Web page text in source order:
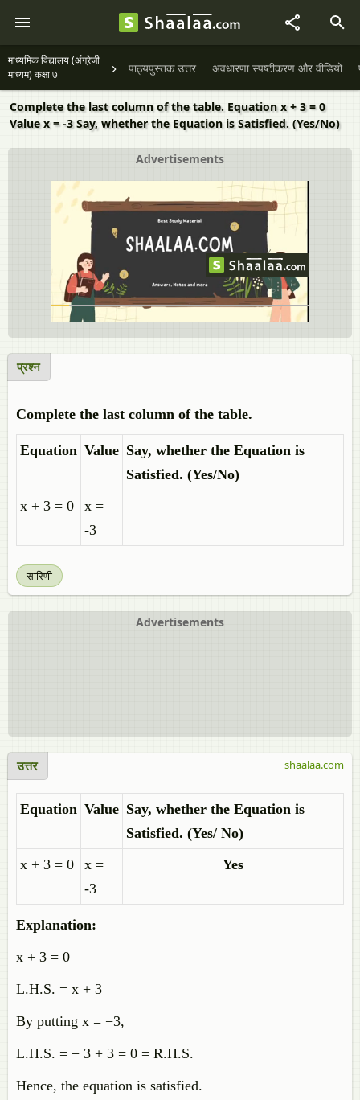
माध्यमिक विद्यालय (अंग्रेजी
माध्यम) कक्षा ७
पाठ्यपुस्तक उत्तर अवधारणा स्पष्टीकरण और वीडियो
Complete the last column of the table. Equation x + 3 = 0
Value x = -3 Say, whether the Equation is Satisfied. (Yes/No)
Advertisements
प्रश्न
Complete the last column of the table.
Equation Value Say, whether the Equation is
Satisfied. (Yes/No)
x + 3 = 0
x =
-3
सारिणी
Advertisements
उत्तर
Equation Value Say, whether the Equation is
Satisfied. (Yes/ No)
x + 3 = 0
x =
-3
Yes
Explanation:
x + 3 = 0
L.H.S. = x + 3
By putting x = −3,
L.H.S. = − 3 + 3 = 0 = R.H.S.
Hence, the equation is satisfied.
shaalaa.com